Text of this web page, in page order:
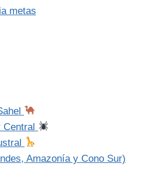
metas
Central
Amazonía y Cono Sur)